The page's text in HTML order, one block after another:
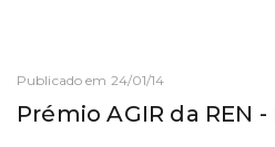
Publicado em 24/01/14
Prémio AGIR da REN